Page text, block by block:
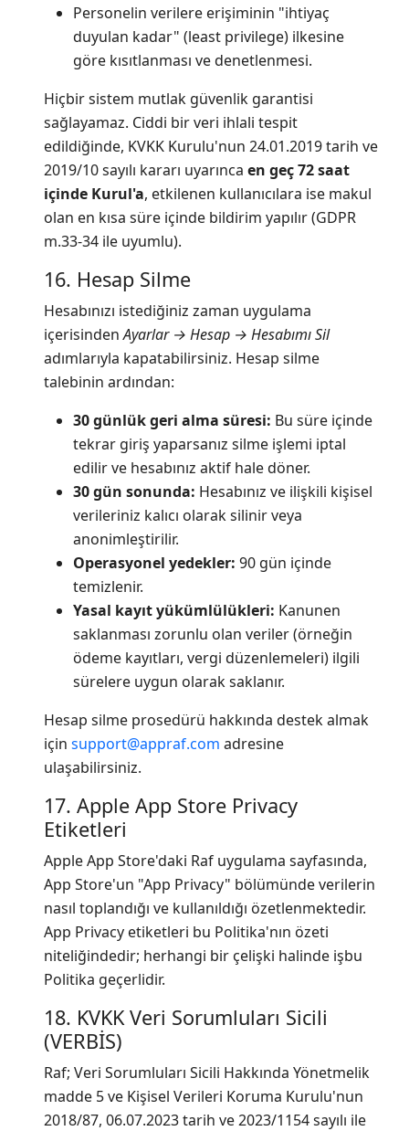
Personelin verilere erişiminin "ihtiyaç
duyulan kadar" (least privilege) ilkesine
göre kısıtlanması ve denetlenmesi.
Hiçbir sistem mutlak güvenlik garantisi
sağlayamaz. Ciddi bir veri ihlali tespit
edildiğinde, KVKK Kurulu'nun 24.01.2019 tarih ve
2019/10 sayılı kararı uyarınca en geç 72 saat
içinde Kurul'a, etkilenen kullanıcılara ise makul
olan en kısa süre içinde bildirim yapılır (GDPR
m.33-34 ile uyumlu).
16. Hesap Silme
Hesabınızı istediğiniz zaman uygulama
içerisindenAyarlar → Hesap → Hesabımı Sil
adımlarıyla kapatabilirsiniz. Hesap silme
talebinin ardından:
30 günlük geri alma süresi: Bu süre içinde
tekrar giriş yaparsanız silme işlemi iptal
edilir ve hesabınız aktif hale döner.
30 gün sonunda: Hesabınız ve ilişkili kişisel
verileriniz kalıcı olarak silinir veya
anonimleştirilir.
Operasyonel yedekler: 90 gün içinde
temizlenir.
Yasal kayıt yükümlülükleri: Kanunen
saklanması zorunlu olan veriler (örneğin
ödeme kayıtları, vergi düzenlemeleri) ilgili
sürelere uygun olarak saklanır.
Hesap silme prosedürü hakkında destek almak
için support@appraf.com adresine
ulaşabilirsiniz.
17. Apple App Store Privacy
Etiketleri
Apple App Store'daki Raf uygulama sayfasında,
App Store'un "App Privacy" bölümünde verilerin
nasıl toplandığı ve kullanıldığı özetlenmektedir.
App Privacy etiketleri bu Politika'nın özeti
niteliğindedir; herhangi bir çelişki halinde işbu
Politika geçerlidir.
18. KVKK Veri Sorumluları Sicili
(VERBİS)
Raf; Veri Sorumluları Sicili Hakkında Yönetmelik
madde 5 ve Kişisel Verileri Koruma Kurulu'nun
2018/87, 06.07.2023 tarih ve 2023/1154 sayılı ile